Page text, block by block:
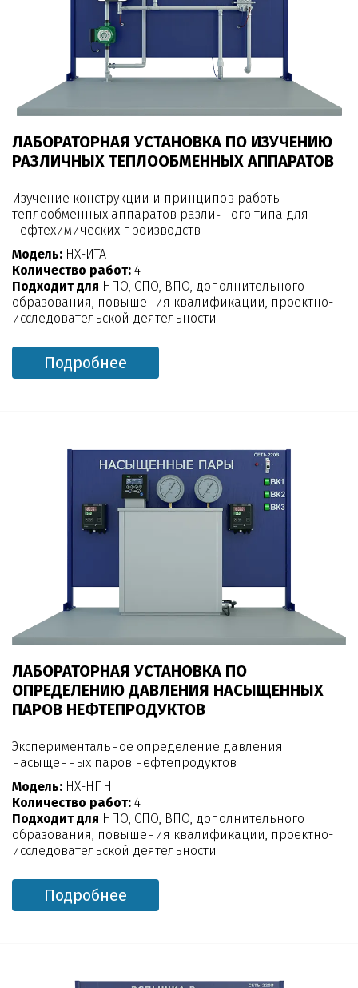
ЛАБОРАТОРНАЯ УСТАНОВКА ПО ИЗУЧЕНИЮ
РАЗЛИЧНЫХ ТЕПЛООБМЕННЫХ АППАРАТОВ
Изучение конструкции и принципов работы
теплообменных аппаратов различного типа для
нефтехимических производств
Модель: НХ-ИТА
Количество работ: 4
Подходит для НПО, СПО, ВПО, дополнительного
образования, повышения квалификации, проектно-
исследовательской деятельности
Подробнее
ЛАБОРАТОРНАЯ УСТАНОВКА ПО
ОПРЕДЕЛЕНИЮ ДАВЛЕНИЯ НАСЫЩЕННЫХ
ПАРОВ НЕФТЕПРОДУКТОВ
Экспериментальное определение давления
насыщенных паров нефтепродуктов
Модель: НХ-НПН
Количество работ: 4
Подходит для НПО, СПО, ВПО, дополнительного
образования, повышения квалификации, проектно-
исследовательской деятельности
Подробнее